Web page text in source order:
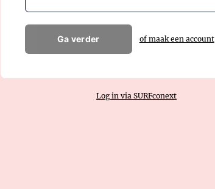
Ga verder of maak een account
Log in via SURFconext